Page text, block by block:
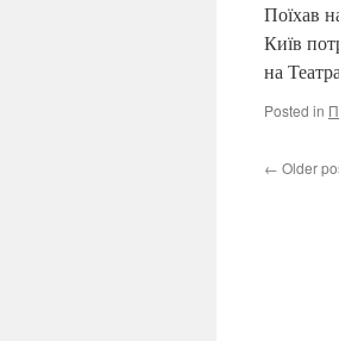
Поїхав
Київ
на
Posted in
← Older